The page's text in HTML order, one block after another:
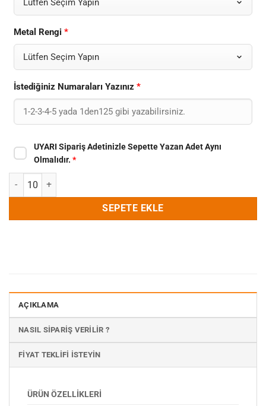
Metal Rengi *
İstediğiniz Numaraları Yazınız *
UYARI Sipariş Adetinizle Sepette Yazan Adet Aynı
Olmalıdır. *
Kapı, Masa, Dolap Numarası Metal Yatay adet
SEPETE EKLE
AÇIKLAMA
NASIL SIPARIŞ VERILIR ?
FIYAT TEKLIFI İSTEYIN
ÜRÜN ÖZELLİKLERİ